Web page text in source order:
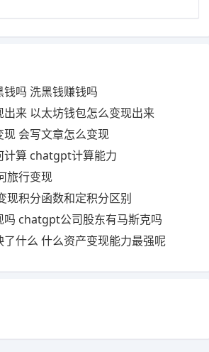
吗 洗黑钱赚钱吗
来 以太坊钱包怎么变现出来
会写文章怎么变现
计算 chatgpt计算能力
旅行变现
现积分函数和定积分区别
吗 chatgpt公司股东有马斯克吗
什么 什么资产变现能力最强呢